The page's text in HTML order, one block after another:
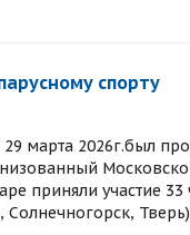
спорту
марта 2026г.был
приняли участие 33